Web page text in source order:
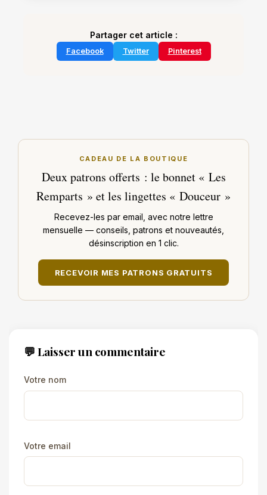
Partager cet article :
Facebook Twitter Pinterest
CADEAU DE LA BOUTIQUE
Deux patrons offerts : le bonnet « Les
Remparts » et les lingettes « Douceur »
Recevez-les par email, avec notre lettre
mensuelle — conseils, patrons et nouveautés,
désinscription en 1 clic.
RECEVOIR MES PATRONS GRATUITS
💬 Laisser un commentaire
Votre nom
Votre email